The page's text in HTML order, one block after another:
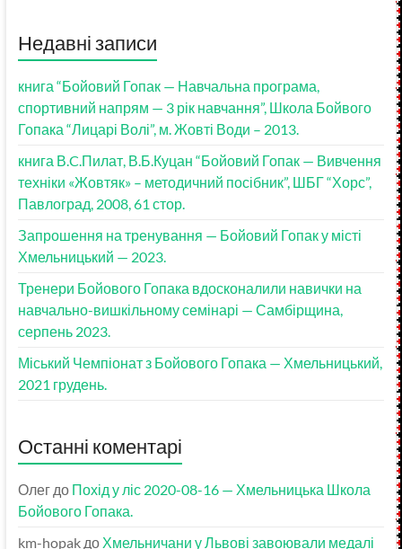
Недавні записи
книга “Бойовий Гопак — Навчальна програма,
спортивний напрям — 3 рік навчання”, Школа Бойвого
Гопака “Лицарі Волі”, м. Жовті Води – 2013.
книга В.C.Пилат, В.Б.Куцан “Бойовий Гопак — Вивчення
техніки «Жовтяк» – методичний посібник”, ШБГ “Хорс”,
Павлоград, 2008, 61 стор.
Запрошення на тренування — Бойовий Гопак у місті
Хмельницький — 2023.
Тренери Бойового Гопака вдосконалили навички на
навчально-вишкільному семінарі — Самбірщина,
серпень 2023.
Міський Чемпіонат з Бойового Гопака — Хмельницький,
2021 грудень.
Останні коментарі
Олегдо Похід у ліс 2020-08-16 — Хмельницька Школа
Бойового Гопака.
km-hopakдо Хмельничани у Львові завоювали медалі